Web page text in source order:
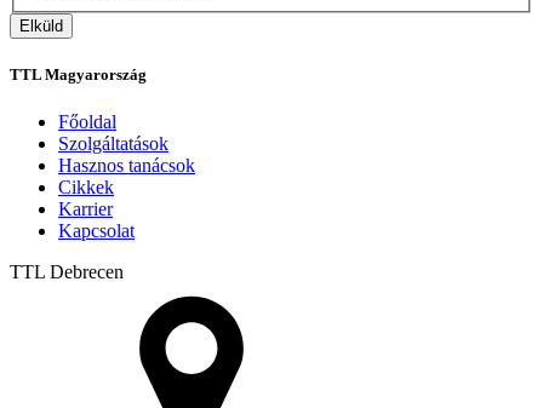
TTL Magyarország
Főoldal
Szolgáltatások
Hasznos tanácsok
Cikkek
Karrier
Kapcsolat
TTL Debrecen